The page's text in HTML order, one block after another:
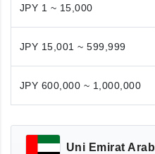
JPY 1 ~ 15,000
JPY 15,001 ~ 599,999
JPY 600,000 ~ 1,000,000
Uni Emirat Arab